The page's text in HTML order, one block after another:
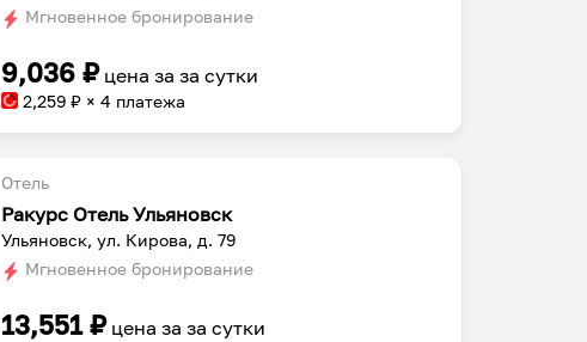
Мгновенное бронирование
9,036 ₽ цена заза сутки
2,259 ₽ × 4 платежа
Отель
Ракурс Отель Ульяновск
Ульяновск, ул. Кирова, д. 79
Мгновенное бронирование
13,551₽ цена заза сутки